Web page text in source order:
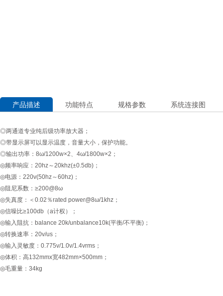
产品描述 功能特点 规格参数 系统连接图
◎两通道专业纯后级功率放大器；
◎带显示屏可以显示温度，音量大小，保护功能。
◎输出功率：8ω/1200w×2、4ω/1800w×2；
◎频率响应：20hz～20khz(±0.5db)；
◎电源：220v(50hz～60hz)；
◎阻尼系数：≥200@8ω
◎失真度：＜0.02％rated power@8ω/1khz；
◎信噪比≥100db（a计权）；
◎输入阻抗：balance 20k/unbalance10k(平衡/不平衡)；
◎转换速率：20v/us；
◎输入灵敏度：0.775v/1.0v/1.4vrms；
◎体积：高132mmx宽482mm×500mm；
◎毛重量：34kg